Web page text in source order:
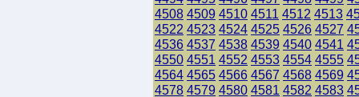
4508 4509 4510 4511 4512 4513
4522 4523 4524 4525 4526 4527
4536 4537 4538 4539 4540 4541
4550 4551 4552 4553 4554 4555
4564 4565 4566 4567 4568 4569
4578 4579 4580 4581 4582 4583